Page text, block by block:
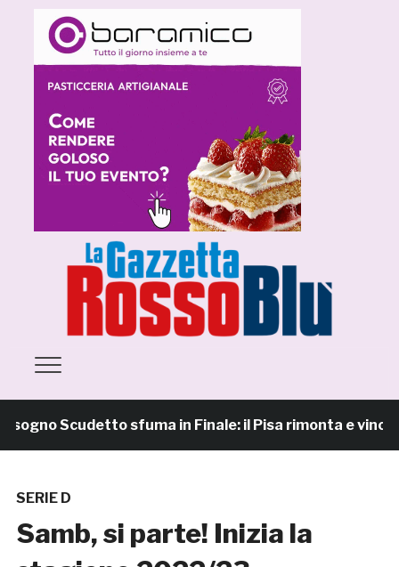
Scudetto sfuma in Finale: il Pisa rimonta e vince 7-4
SERIE D
Samb, si parte! Inizia la